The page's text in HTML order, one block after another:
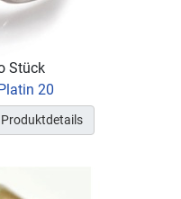
Stück
20
Produktdetails